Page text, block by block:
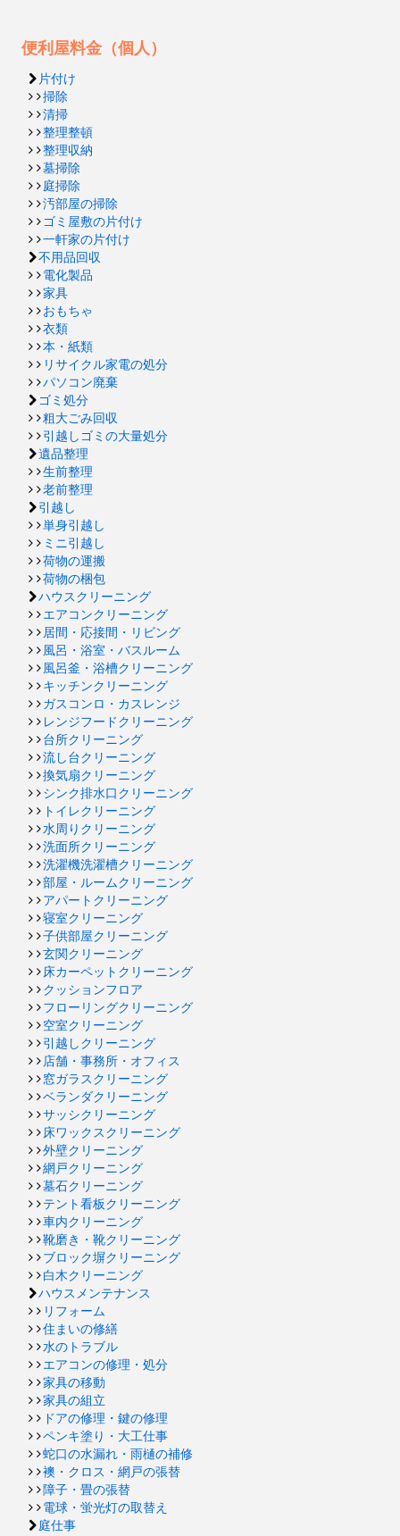
便利屋料金（個人）
片付け
掃除
清掃
整理整頓
整理収納
墓掃除
庭掃除
汚部屋の掃除
ゴミ屋敷の片付け
一軒家の片付け
不用品回収
電化製品
家具
おもちゃ
衣類
本・紙類
リサイクル家電の処分
パソコン廃棄
ゴミ処分
粗大ごみ回収
引越しゴミの大量処分
遺品整理
生前整理
老前整理
引越し
単身引越し
ミニ引越し
荷物の運搬
荷物の梱包
ハウスクリーニング
エアコンクリーニング
居間・応接間・リビング
風呂・浴室・バスルーム
風呂釜・浴槽クリーニング
キッチンクリーニング
ガスコンロ・カスレンジ
レンジフードクリーニング
台所クリーニング
流し台クリーニング
換気扇クリーニング
シンク排水口クリーニング
トイレクリーニング
水周りクリーニング
洗面所クリーニング
洗濯機洗濯槽クリーニング
部屋・ルームクリーニング
アパートクリーニング
寝室クリーニング
子供部屋クリーニング
玄関クリーニング
床カーペットクリーニング
クッションフロア
フローリングクリーニング
空室クリーニング
引越しクリーニング
店舗・事務所・オフィス
窓ガラスクリーニング
ベランダクリーニング
サッシクリーニング
床ワックスクリーニング
外壁クリーニング
網戸クリーニング
墓石クリーニング
テント看板クリーニング
車内クリーニング
靴磨き・靴クリーニング
ブロック塀クリーニング
白木クリーニング
ハウスメンテナンス
リフォーム
住まいの修繕
水のトラブル
エアコンの修理・処分
家具の移動
家具の組立
ドアの修理・鍵の修理
ペンキ塗り・大工仕事
蛇口の水漏れ・雨樋の補修
襖・クロス・網戸の張替
障子・畳の張替
電球・蛍光灯の取替え
庭仕事